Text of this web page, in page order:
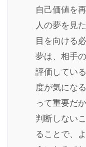
自己価値を
人の夢を見
目を向ける
夢は、相手
評価してい
度が気にな
って重要だ
判断しない
ることで、